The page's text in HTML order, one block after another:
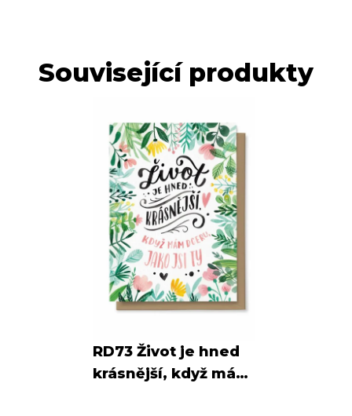
Související produkty
RD73 Život je hned
krásnější, když mám